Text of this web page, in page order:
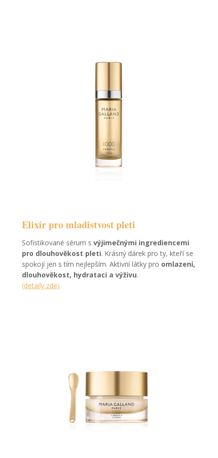
Elixír pro mladistvost pleti
Sofistikované sérum s výjimečnými ingrediencemi
pro dlouhověkost pleti. Krásný dárek pro ty, kteří se
spokojí jen s tím nejlepším. Aktivní látky pro omlazení,
dlouhověkost, hydrataci a výživu.
(detaily zde)